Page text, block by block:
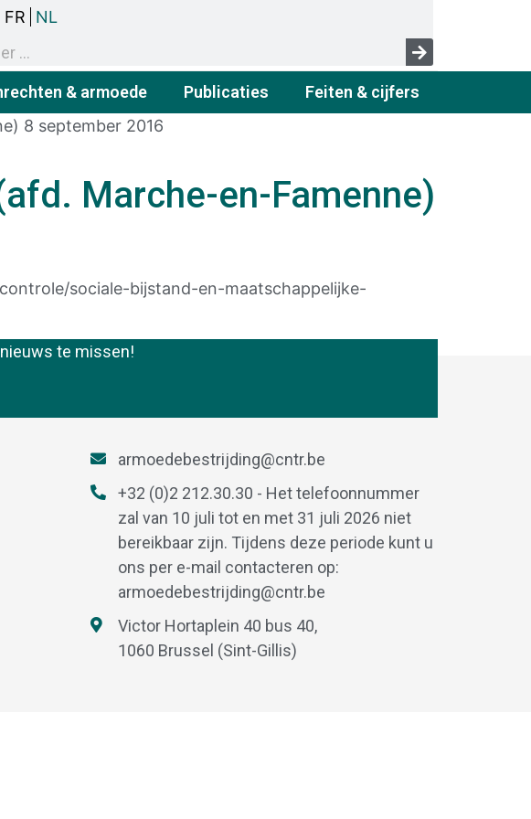
FR NL
& armoede Publicaties
Feiten & cijfers
8 september 2016
Marche-en-Famenne)
sociale-bijstand-en-maatschappelijke-
te missen!
armoedebestrijding@cntr.be
+32 (0)2 212.30.30 - Het telefoonnummer
zal van 10 juli tot en met 31 juli 2026 niet
bereikbaar zijn. Tijdens deze periode kunt u
ons per e-mail contacteren op:
armoedebestrijding@cntr.be
Victor Hortaplein 40 bus 40,
1060 Brussel (Sint-Gillis)